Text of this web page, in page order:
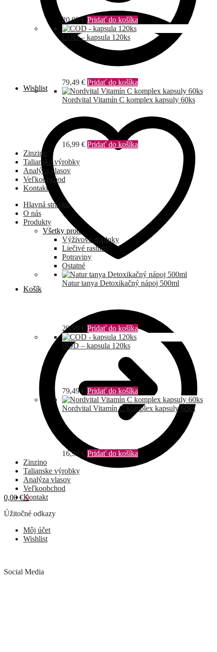
Wishlist
Košík
0,00€ 0
20,99€ Pridať do košíka
COD – kapsula 120ks
79,49 € Pridať do košíka
Nordvital Vitamín C komplex kapsuly 60ks
16,99 € Pridať do košíka
Zinzino
Talianske výrobky
Analýza vlasov
Veľkoobchod
Kontakt
Hlavná stránka
O nás
Produkty
Všetky produkty
Výživové doplnky
Liečivé rastliny
Potraviny
Ostatné
Natur tanya Detoxikačný nápoj 500ml
20,99 € Pridať do košíka
COD – kapsula 120ks
79,49 € Pridať do košíka
Nordvital Vitamín C komplex kapsuly 60ks
16,99 € Pridať do košíka
Zinzino
Talianske výrobky
Analýza vlasov
Veľkoobchod
Kontakt
Úžitočné odkazy
Môj účet
Wishlist
Social Media